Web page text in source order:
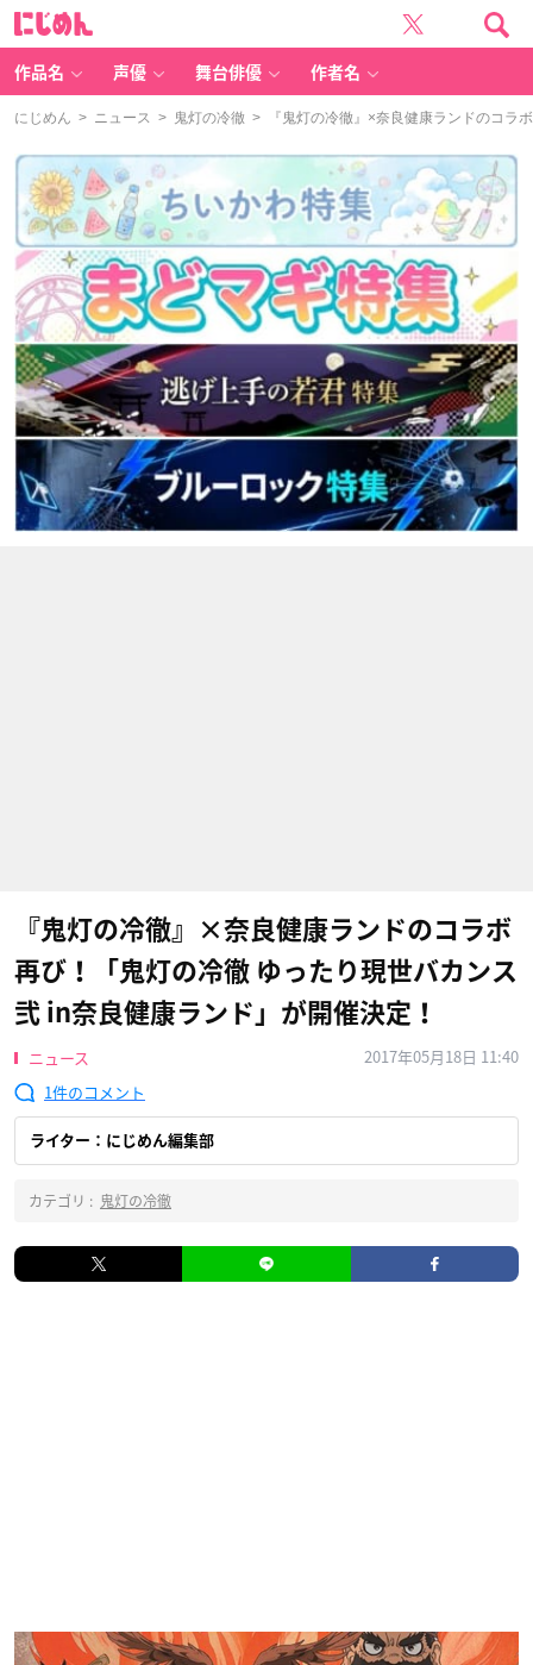
作品名 声優 舞台俳優 作者名
にじめん > ニュース > 鬼灯の冷徹 > 『鬼灯の冷徹』×奈良健康ランドのコラ
『鬼灯の冷徹』×奈良健康ランドのコラボ
再び！「鬼灯の冷徹 ゆったり現世バカンス
弐 in奈良健康ランド」が開催決定！
ニュース
2017年05月18日 11:40
1
ライター：にじめん編集部
カテゴリ : 鬼灯の冷徹